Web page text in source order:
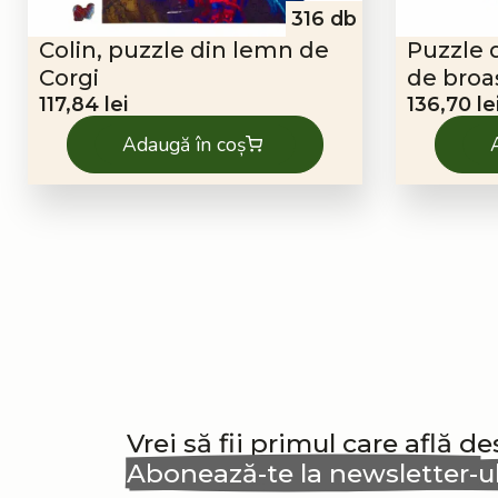
316 db
Colin, puzzle din lemn de
Corgi
117,84 lei
Adaugă în coș
Puzzle
de
136,70
Vrei să fii primul care află
Abonează-te la newsletter-